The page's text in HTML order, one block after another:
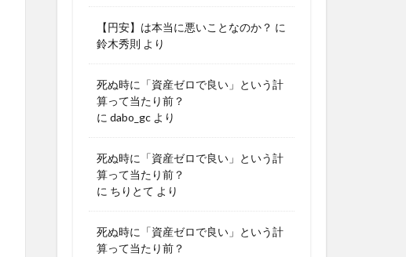
【円安】は本当に悪いことなのか？ に
鈴木秀則 より
死ぬ時に「資産ゼロで良い」という計
算って当たり前？
に dabo_gc より
死ぬ時に「資産ゼロで良い」という計
算って当たり前？
に ちりとて より
死ぬ時に「資産ゼロで良い」という計
算って当たり前？